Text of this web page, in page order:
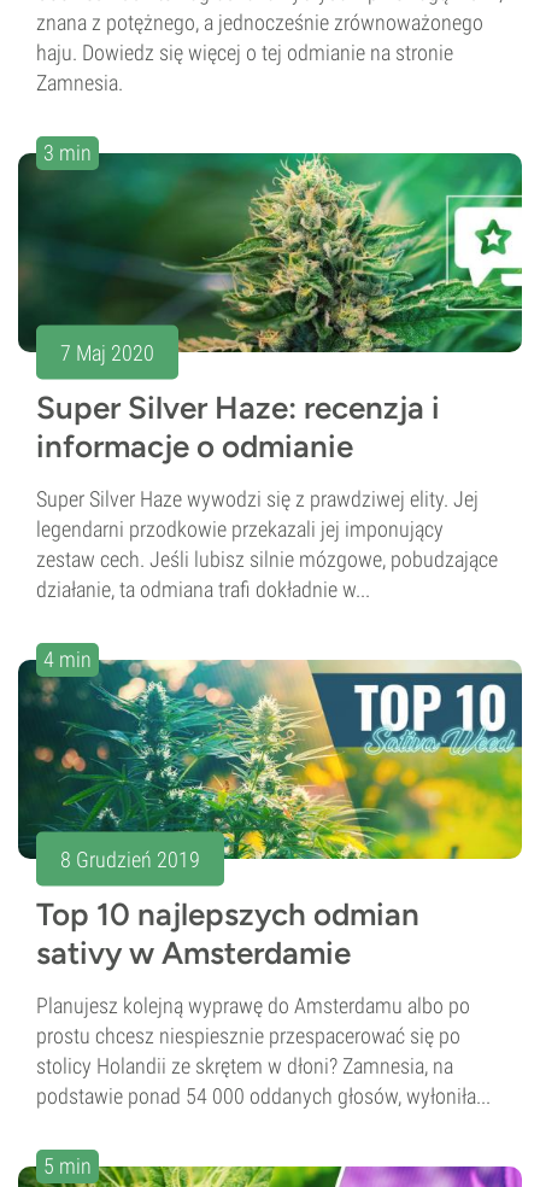
znana z potężnego, a jednocześnie zrównoważonego
haju. Dowiedz się więcej o tej odmianie na stronie
Zamnesia.
3 min
7 Maj 2020
Super Silver Haze: recenzja i
informacje o odmianie
Super Silver Haze wywodzi się z prawdziwej elity. Jej
legendarni przodkowie przekazali jej imponujący
zestaw cech. Jeśli lubisz silnie mózgowe, pobudzające
działanie, ta odmiana trafi dokładnie w...
4 min
8 Grudzień 2019
Top 10 najlepszych odmian
sativy w Amsterdamie
Planujesz kolejną wyprawę do Amsterdamu albo po
prostu chcesz niespiesznie przespacerować się po
stolicy Holandii ze skrętem w dłoni? Zamnesia, na
podstawie ponad 54 000 oddanych głosów, wyłoniła...
5 min